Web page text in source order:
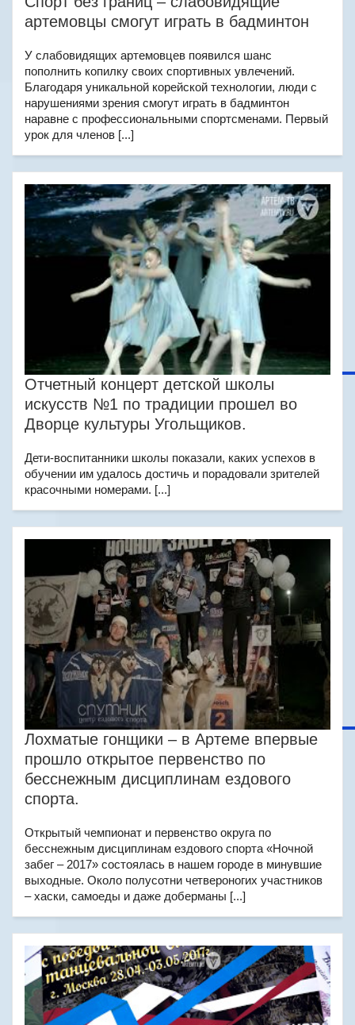
артемовцы смогут играть в бадминтон
У слабовидящих артемовцев появился шанс
пополнить копилку своих спортивных увлечений.
Благодаря уникальной корейской технологии, люди с
нарушениями зрения смогут играть в бадминтон
наравне с профессиональными спортсменами. Первый
урок для членов [...]
Отчетный концерт детской школы
искусств №1 по традиции прошел во
Дворце культуры Угольщиков.
Дети-воспитанники школы показали, каких успехов в
обучении им удалось достичь и порадовали зрителей
красочными номерами. [...]
Лохматые гонщики – в Артеме впервые
прошло открытое первенство по
бесснежным дисциплинам ездового
спорта.
Открытый чемпионат и первенство округа по
бесснежным дисциплинам ездового спорта «Ночной
забег – 2017» состоялась в нашем городе в минувшие
выходные. Около полусотни четвероногих участников
– хаски, самоеды и даже доберманы [...]